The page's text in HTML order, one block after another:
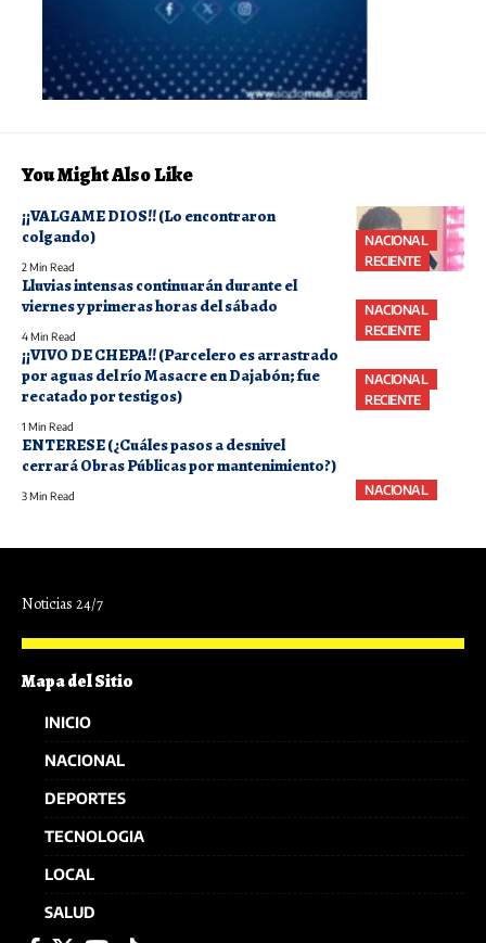
You Might Also Like
NACIONAL
RECIENTE
¡¡VALGAME DIOS!! (Lo encontraron
colgando)
2 Min Read
NACIONAL
RECIENTE
Lluvias intensas continuarán durante el
viernes y primeras horas del sábado
4 Min Read
NACIONAL
RECIENTE
¡¡VIVO DE CHEPA!! (Parcelero es arrastrado
por aguas del río Masacre en Dajabón; fue
recatado por testigos)
1 Min Read
NACIONAL
ENTERESE (¿Cuáles pasos a desnivel
cerrará Obras Públicas por mantenimiento?)
3 Min Read
Noticias 24/7
Mapa del Sitio
INICIO
NACIONAL
DEPORTES
TECNOLOGIA
LOCAL
SALUD